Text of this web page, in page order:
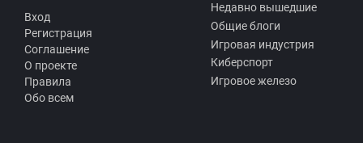
Вход
Регистрация
Соглашение
О проекте
Правила
Обо всем
Недавно вышедшие
Общие блоги
Игровая индустрия
Киберспорт
Игровое железо